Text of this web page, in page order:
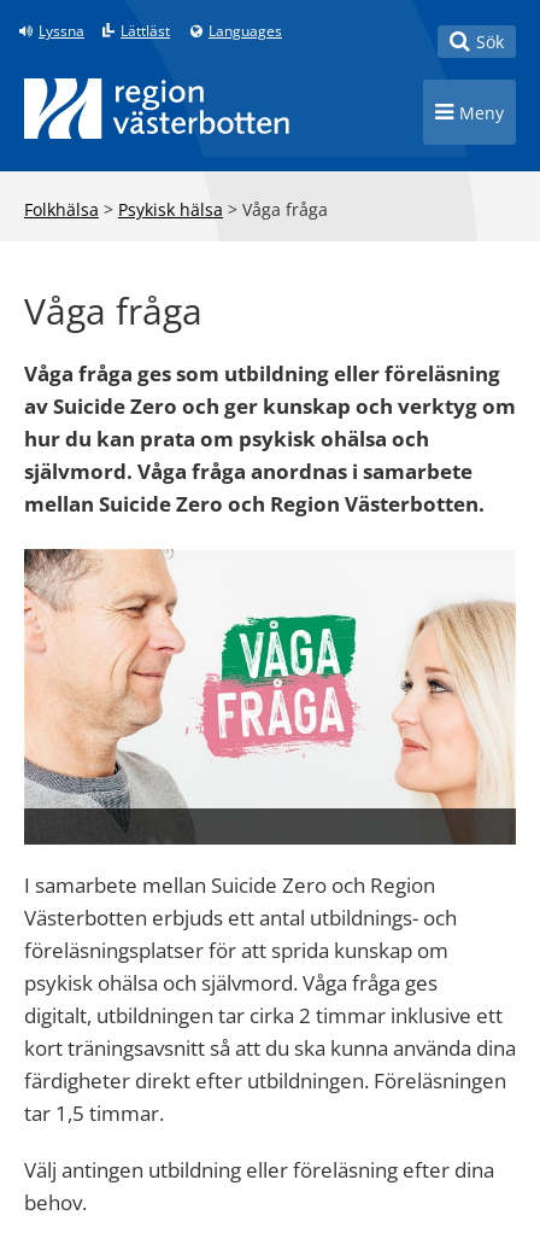
Till innehåll på sidan
Lyssna Lättläst Languages Toggle
Sök
Toggle
Meny
Folkhälsa > Psykisk hälsa > Våga fråga
Våga fråga
Våga fråga ges som utbildning eller föreläsning
av Suicide Zero och ger kunskap och verktyg om
hur du kan prata om psykisk ohälsa och
självmord. Våga fråga anordnas i samarbete
mellan Suicide Zero och Region Västerbotten.
I samarbete mellan Suicide Zero och Region
Västerbotten erbjuds ett antal utbildnings- och
föreläsningsplatser för att sprida kunskap om
psykisk ohälsa och självmord. Våga fråga ges
digitalt, utbildningen tar cirka 2 timmar inklusive ett
kort träningsavsnitt så att du ska kunna använda dina
färdigheter direkt efter utbildningen. Föreläsningen
tar 1,5 timmar.
Välj antingen utbildning eller föreläsning efter dina
behov.